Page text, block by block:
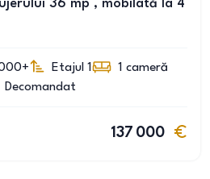
36 mp , mobilată la 4
Etajul 1 1 cameră
Decomandat
137 000